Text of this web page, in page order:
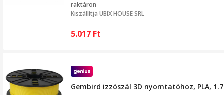
raktáron
Kiszállítja UBIX HOUSE SRL
5.017 Ft
Gembird izzószál 3D nyomtatóhoz, PLA,